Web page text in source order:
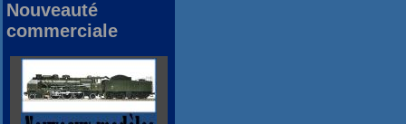
Nouveauté
commerciale